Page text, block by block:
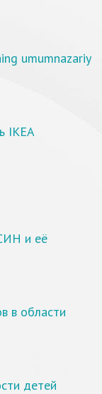
umumnazariy
IKEA
и её
в области
детей